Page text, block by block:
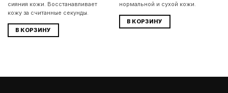
сияния кожи. Восстанавливает
кожу за считанные секунды.
В КОРЗИНУ
нормальной и сухой кожи.
В КОРЗИНУ